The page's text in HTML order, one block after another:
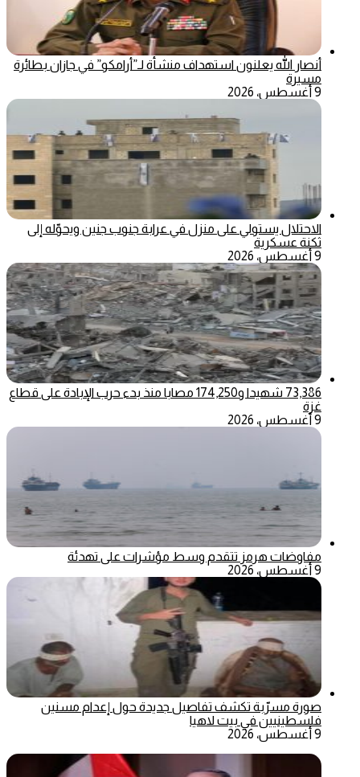
أنصار الله يعلنون استهداف منشأة لـ”أرامكو” في جازان بطائرة
مسيرة
9 أغسطس، 2026
الاحتلال يستولي على منزل في عرابة جنوب جنين ويحوّله إلى
ثكنة عسكرية
9 أغسطس، 2026
73,386 شهيدا و174,250 مصابا منذ بدء حرب الإبادة على قطاع
غزة
9 أغسطس، 2026
مفاوضات هرمز تتقدم وسط مؤشرات على تهدئة
9 أغسطس، 2026
صورة مسرّبة تكشف تفاصيل جديدة حول إعدام مسنين
فلسطينيين في بيت لاهيا
9 أغسطس، 2026